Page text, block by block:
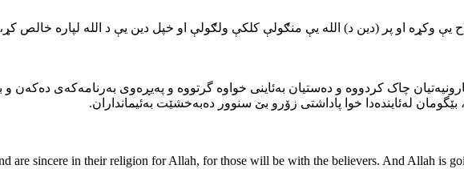
وكړه او پر (دین د) الله يې منګولې كلكې ولګولې او خپل دین يې د الله لپاره خالص
چاک کردووه و ده‌ستیان به‌ئاینی خواوه گرتووه و په‌یڕه‌وی به‌رنامه‌که‌ی ده‌که‌ن و
بێگومان له‌ئاینده‌دا خوا پاداشتی زۆرو بێ سنوور ده‌به‌خشێت به‌ئیمانداران.
are sincere in their religion for Allah, for those will be with the believers. And Allah is